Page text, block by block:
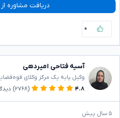
دریافت مشاوره
۰
آسیه فتاحی امیردهی
وکیل پایه یک مرکز وکلای
۴.۸
(۲۷۶۸)
۵ سال پیش